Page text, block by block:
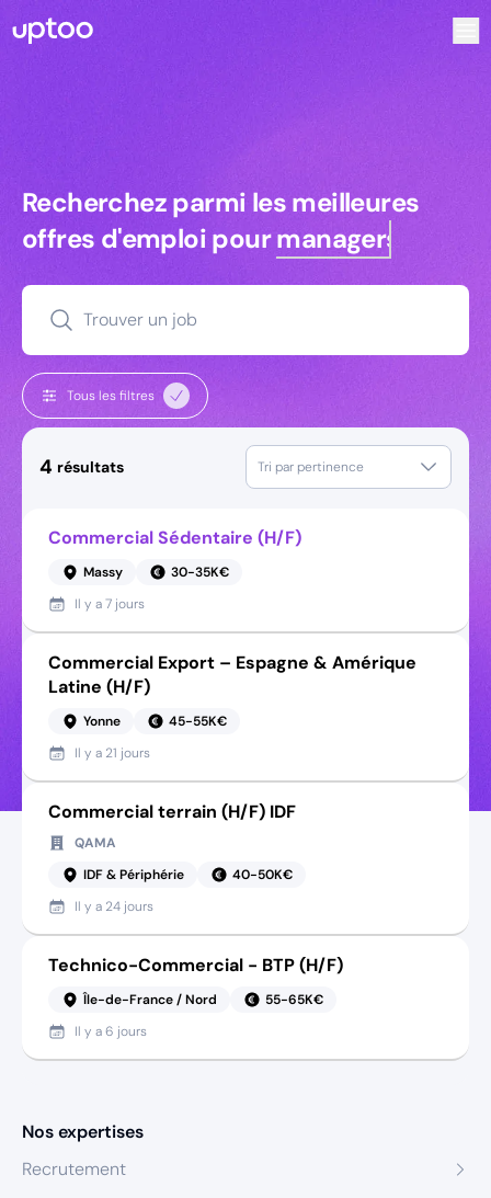
Recherchez parmi les meilleures
Recherchez parmi les meilleures
offres d'emploi pourmanagers
Trouver un job
Tous les filtres
4 résultats Tri par pertinence
Commercial Sédentaire (H/F)
Massy
30-35K€
Il y a7 jours
Commercial Export – Espagne & Amérique
Latine (H/F)
Yonne
45-55K€
Il y a 21 jours
Commercial terrain (H/F) IDF
QAMA
IDF & Périphérie
40-50K€
Il y a 24 jours
Technico-Commercial - BTP (H/F)
Île-de-France / Nord
55-65K€
Il y a6 jours
Nos expertises
Recrutement